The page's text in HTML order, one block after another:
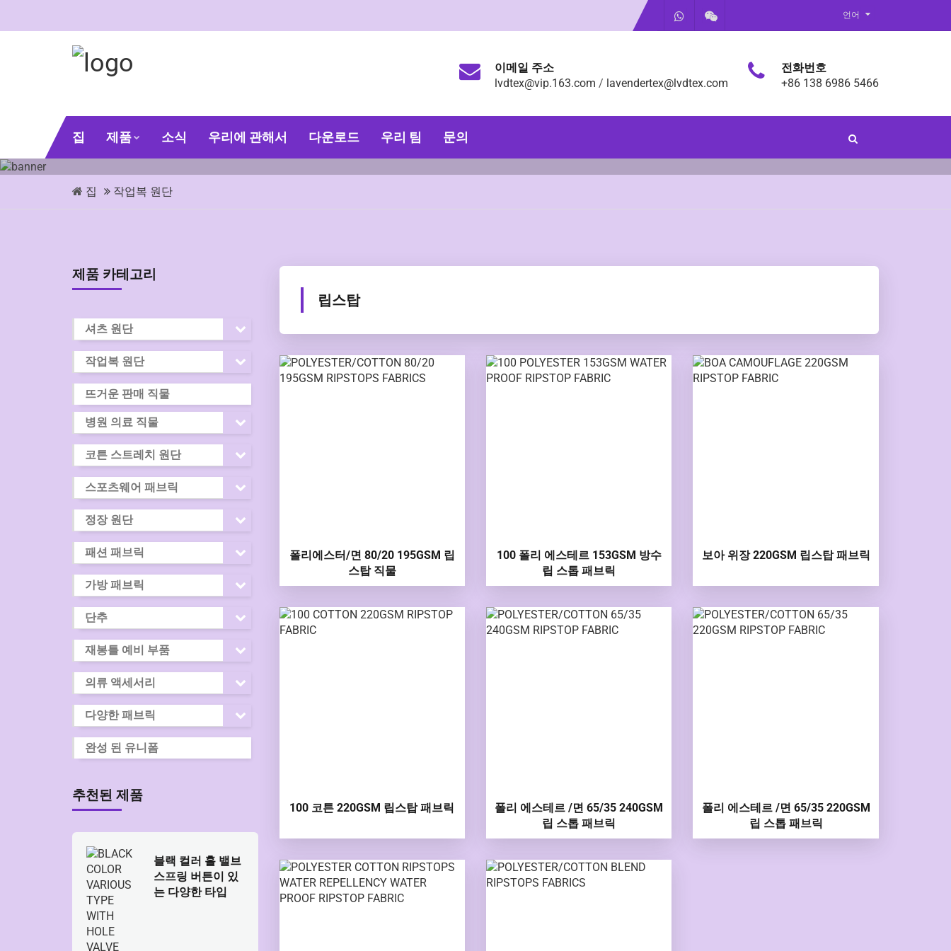
언어
이메일 주소
lvdtex@vip.163.com / lavendertex@lvdtex.com
전화번호
+86 138 6986 5466
집 제품 소식 우리에 관해서 다운로드 우리 팀 문의
집 작업복 원단
립스탑
폴리에스터/면 80/20 195GSM 립
스탑 직물
100 폴리 에스테르 153GSM 방수
립 스톱 패브릭
보아 위장 220GSM 립스탑 패브릭
100 코튼 220GSM 립스탑 패브릭
폴리 에스테르 /면 65/35 240GSM
립 스톱 패브릭
폴리 에스테르 /면 65/35 220GSM
립 스톱 패브릭
제품 카테고리
셔츠 원단
작업복 원단
뜨거운 판매 직물
병원 의료 직물
코튼 스트레치 원단
스포츠웨어 패브릭
정장 원단
패션 패브릭
가방 패브릭
단추
재봉틀 예비 부품
의류 액세서리
다양한 패브릭
완성 된 유니폼
추천된 제품
블랙 컬러 홀 밸브
스프링 버튼이 있
는 다양한 타입